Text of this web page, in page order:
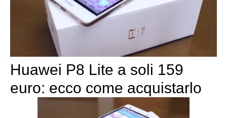
Huawei P8 Lite a soli 159
euro: ecco come acquistarlo